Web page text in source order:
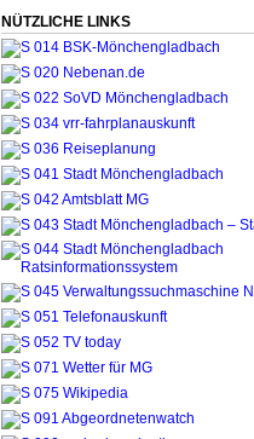
NÜTZLICHE LINKS